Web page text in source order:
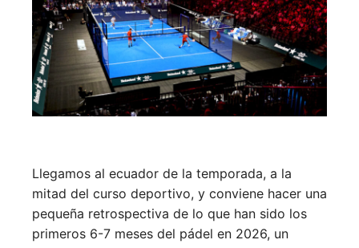
Llegamos al ecuador de la temporada, a la
mitad del curso deportivo, y conviene hacer una
pequeña retrospectiva de lo que han sido los
primeros 6-7 meses del pádel en 2026, un